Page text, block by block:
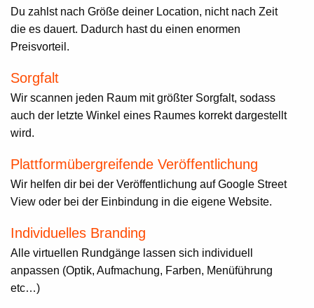
Du zahlst nach Größe deiner Location, nicht nach Zeit
die es dauert. Dadurch hast du einen enormen
Preisvorteil.
Sorgfalt
Wir scannen jeden Raum mit größter Sorgfalt, sodass
auch der letzte Winkel eines Raumes korrekt dargestellt
wird.
Plattformübergreifende Veröffentlichung
Wir helfen dir bei der Veröffentlichung auf Google Street
View oder bei der Einbindung in die eigene Website.
Individuelles Branding
Alle virtuellen Rundgänge lassen sich individuell
anpassen (Optik, Aufmachung, Farben, Menüführung
etc…)